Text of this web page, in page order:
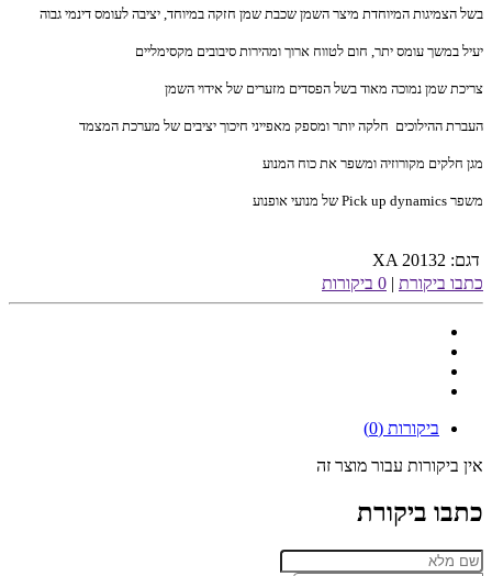
בשל הצמיגות המיוחדת מיצר השמן שכבת שמן חזקה במיוחד, יציבה לעומס דינמי גבוה
יעיל במשך עומס יתר, חום לטווח ארוך ומהירות סיבובים מקסימליים
צריכת שמן נמוכה מאוד בשל הפסדים מזערים של אידוי השמן
העברת ההילוכים חלקה יותר ומספק מאפייני חיכוך יציבים של מערכת המצמד
מגן חלקים מקורוזיה ומשפר את כוח המנוע
משפר Pick up dynamics של מנועי אופנוע
דגם: XA 20132
כתבו ביקורת | 0 ביקורות
ביקורות (0)
אין ביקורות עבור מוצר זה
כתבו ביקורת